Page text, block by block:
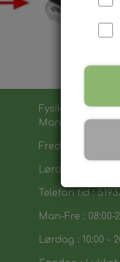
Fysik butik :
Man-Tors : 12:00
Fredag : 14:00 -
Lørdag : 10:00-
Telefon tid :
Man-Fre : 08:00-
Lørdag : 10:00 -